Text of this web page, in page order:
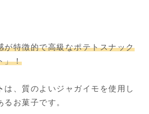
が特徴的で高級なポテトスナック
」！
は、質のよいジャガイモを使用し
お菓子です。